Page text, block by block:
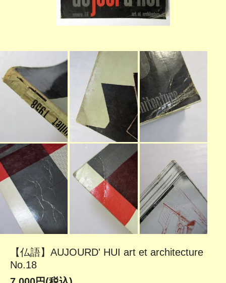
【仏語】AUJOURD' HUI art et architecture
No.18